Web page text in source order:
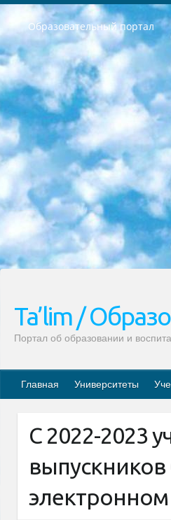
Образовательный портал
РЕСПУБЛИКА УЗБЕКИСТАН МИНИСТРЕРСТВО ДОШКОЛЬНОГО И ШКОЛЬНОГО ОБРАЗОВАНИЯ КОМАНДА в общеобразовательных учреждениях в 2023-2024 учебном году организация и проведение итоговой государственной аттестации обучающихся о Министра дошкольного и школьного образования Республики Узбекистан от 4 марта 2008 года (постановлением Минюста от 20 марта 2008 года № 1778 государственной регистрации) «Итоговое состояние учащихся общего среднего образования на основании положения об утверждении положения об аттестации общего среднего образования выпускной экзамен студентов в образовательных учреждениях в 2023-2024 учебном году В целях организации и прохождения аттестации приказываю: 1. Следующее: перечень предметов, по которым будет проводиться итоговая государственная аттестация и экзамен формы перевода согласно приложению 1; сертификаты международного образца, оценивающие уровень владения иностранными языками перечень согласно приложению 2; 2. Педагогический при специализированных образовательных учреждениях. научно-практический центр квалификации и международной оценки (Д.Давидова) 2024 г. До 25 марта: задания по предметам, по которым будет проводиться итоговая аттестация разработка и утверждение технических условий; итоговая аттестация на основании разработанного предметного задания разработка вопросов по предметам (устно и письменно), экзамен передача; общеобразовательные средние школы и специальные учебные заведения учащиеся выпускных классов школ и интернатов в агентской системе подготовка базы данных экзаменационных материалов и критериев оценки; перевод базы экзаменационных материалов на все языки обучения подать в Республиканский образовательный центр для изготовления; варианты экзаменов на основе разработанных контрольных материалов пусть будут поставлены задачи формирования. 3. Республиканский образовательный центр (Ш.Худайкулов) до 5 апреля 2024 года. до: база данных предоставленных экзаменационных материалов на все языки обучения перевод и экспертиза; для слепых, слабовидящих, глухих, слабослышащих и умственно отсталых детей
Ta’lim /
Портал об образовании и
Главная Университеты
С 2022-2023
выпускников